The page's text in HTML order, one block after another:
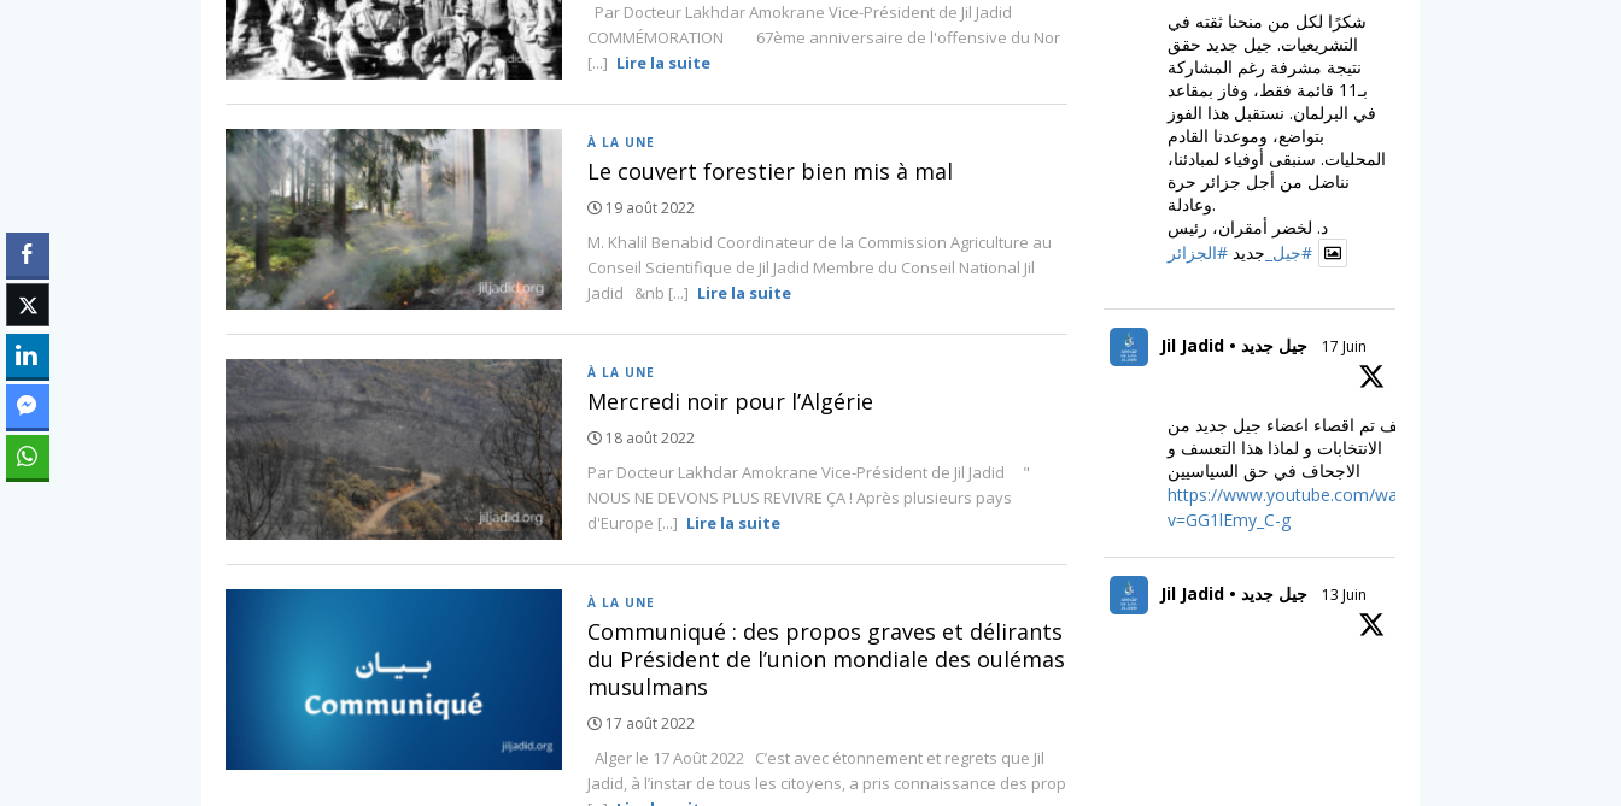
Par Docteur Lakhdar Amokrane Vice-Président de Jil Jadid
COMMÉMORATION 67ème anniversaire de l'offensive du Nor
[...] Lire la suite
À LA UNE
Le couvert forestier bien mis à mal
19 août 2022
M. Khalil Benabid Coordinateur de la Commission Agriculture au
Conseil Scientifique de Jil Jadid Membre du Conseil National Jil
Jadid &nb [...] Lire la suite
À LA UNE
Mercredi noir pour l’Algérie
18 août 2022
Par Docteur Lakhdar Amokrane Vice-Président de Jil Jadid "
NOUS NE DEVONS PLUS REVIVRE ÇA ! Après plusieurs pays
d'Europe [...] Lire la suite
À LA UNE
Communiqué : des propos graves et délirants
du Président de l’union mondiale des oulémas
musulmans
17 août 2022
Alger le 17 Août 2022 C’est avec étonnement et regrets que Jil
Jadid, à l’instar de tous les citoyens, a pris connaissance des prop
شكرًا لكل من منحنا ثقته في
التشريعيات. جيل جديد حقق
نتيجة مشرفة رغم المشاركة
بـ11 قائمة فقط، وفاز بمقاعد
في البرلمان. نستقبل هذا الفوز
بتواضع، وموعدنا القادم
المحليات. سنبقى أوفياء لمبادئنا،
نناضل من أجل جزائر حرة
وعادلة.
د. لخضر أمقران، رئيس
#جيل_ جديد#الجزائر
Jil Jadid • جيل جديد 17 Juin
كيف تم اقصاء اعضاء جيل جديد من
الانتخابات و لماذا هذا التعسف و
الاجحاف في حق السياسيين
https://www.youtube.com/watch?
v=GG1lEmy_C-g
Jil Jadid • جيل جديد 13 Juin